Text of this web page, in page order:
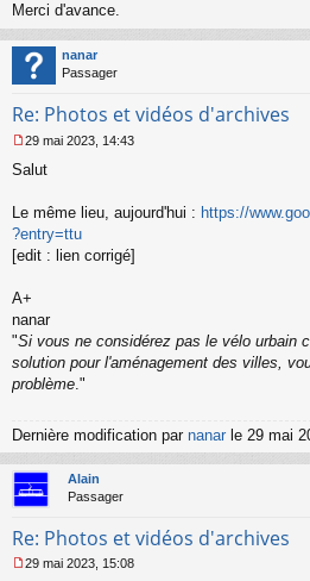
u
Merci d'avance.
nanar
Passager
Re: Photos et vidéos d'archives
e
s
g
e
o
n
l
u
29 mai 2023, 14:43
Salut
Le même lieu, aujourd'hui : https://
?entry=ttu
[edit : lien corrigé]
A+
nanar
"Si vous ne considérez pas le vélo urbain
solution pour l'aménagement des villes,
problème."
Dernière modification par nanar le 29 mai
Alain
Passager
Re: Photos et vidéos d'archives
29 mai 2023, 15:08